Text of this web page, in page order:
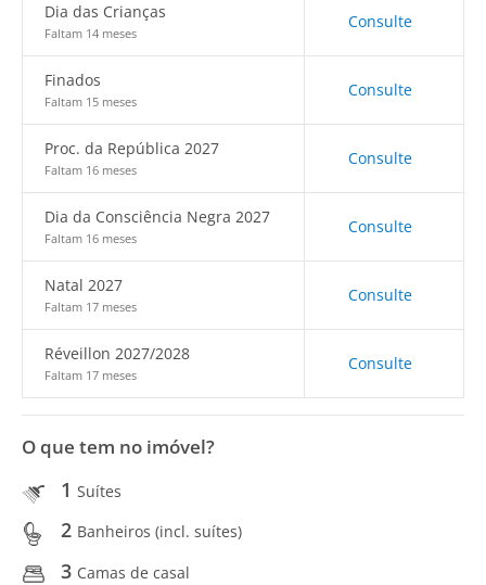
Dia das Crianças
Faltam 14 meses
Consulte
Finados
Faltam 15 meses
Consulte
Proc. da República 2027
Faltam 16 meses
Consulte
Dia da Consciência Negra 2027
Faltam 16 meses
Consulte
Natal 2027
Faltam 17 meses
Consulte
Réveillon 2027/2028
Faltam 17 meses
Consulte
O que tem no imóvel?
1 Suítes
2 Banheiros (incl. suítes)
3 Camas de casal